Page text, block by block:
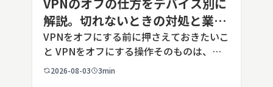
VPNのオフの仕方をデバイス別に
解説。切れないときの対処と業務
端末での注意点
VPNをオフにする前に押さえておきたいこ
と VPNをオフにする操作そのものは、ど
の端末でも数タップから数クリックで完了
2026-08-03 3min